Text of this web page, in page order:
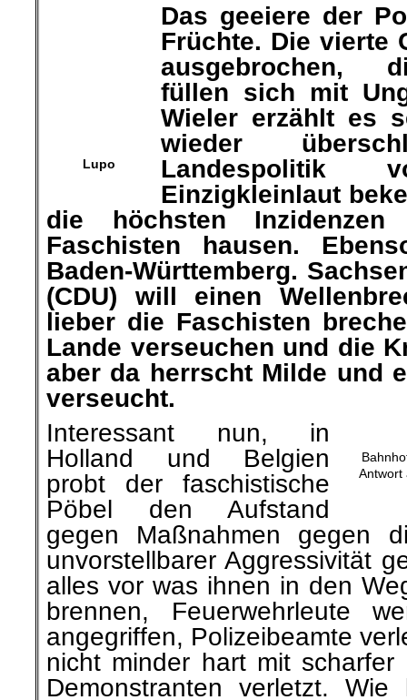
Das geeiere der
Früchte. Die vierte
ausgebrochen,
füllen sich mit
erzählt essei 10 nach 12.
sich die Landespolitik
Einzig
kleinlaut bekennt
höchsten Inzidenzen sind
hausen. Ebenso in
Württemberg. Sachsens
will einenWellenbrecher.
Faschisten brechen die
verseuchen und die
da herrscht Milde und
verseucht.
Interessant nun, in
Holland und Belgien
probt der faschistische
Pöbel den Aufstand
gegen Maßnahmen gegen
unvorstellbarer Aggressivität
alles vor was ihnen in den
brennen, Feuerwehrleute
angegriffen, Polizeibeamte
nicht minderhart mit scharfer
Demonstranten verletzt.
Eskalation?Politische